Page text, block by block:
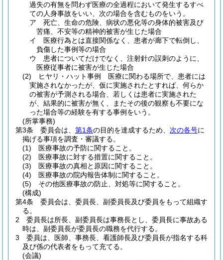
過失の有無を問わず医療の全過程において発生するすべ
ての人身事故をいい、次の場合を含むものをいう。
ア
死亡、生命の危険、病状の悪化等の身体的被害及び
苦痛、不安等の精神的被害が生じた場合
イ
医療行為とは直接関係なく、患者が廊下で転倒し、
負傷した事例等の場合
ウ
患者についてだけでなく、注射針の誤刺のように、
医療従事者に被害が生じた場合
(2)
ヒヤリ・ハット事例 医療に関わる場所で、患者には
実施されなかったが、仮に実施されたとすれば、何らか
の被害が予測される場合、若しくは患者に実施された
が、結果的に被害が無く、またその後の観察も不要にな
った場合等の経験を有する事例をいう。
(所掌事務)
第3条
委員会は、 第1条の目的を達成するため、 次の各号に
掲げる事項を調査・審議する。
(1)
医療事故の予防に関すること。
(2)
医療事故に対する措置に関すること。
(3)
医療事故の真相と原因に関すること。
(4)
医療事故の院内報告体制に関すること。
(5)
その他医療事故の防止、対処等に関すること。
(構成)
第4条
委員会は、委員長、副委員長及び委員をもって組織す
る。
2
委員長は所長、副委員長は事務長とし、委員長に事故ある
時は、副委員長が委員長の職務を代行する。
3
委員は、医師、事務長、看護師長及び委員長が指名する科
及び係の代表者をもって充てる。
(会議)